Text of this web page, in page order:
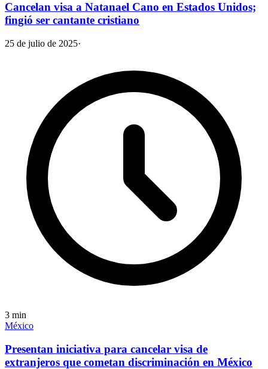
Cancelan visa a Natanael Cano en Estados Unidos;
fingió ser cantante cristiano
25 de julio de 2025·
3 min
México
Presentan iniciativa para cancelar visa de
extranjeros que cometan discriminación en México